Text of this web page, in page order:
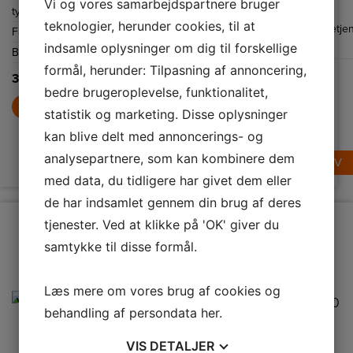
fleksibel og
effektiv
madlavning i
moderne
køkkener.
type
knapper
Farve
Sort
Bredde
590 mm
3.999,-
LÆG I KURV
perfekt under
skabe i mindre
køkkener eller i
køkkener, hvor
pladsen er
begrænset.
Betjeningspanel,
type
Knapper
Maksimalt
udsugningsluft
(m3/h)
210
1.099,-
LÆG I KURV
rustfri. Blæseren
er 60 cm bred og
har to
hastigheder og
energibesparende
x 2 W.
Energiklasse
Betjeningspanel,
type
Maksimalt
udsugningsluft
(m3/h)
1.299,-
LÆG I KURV
Vi og vores samarbejdspartnere bruger
teknologier, herunder cookies, til at
indsamle oplysninger om dig til forskellige
formål, herunder: Tilpasning af annoncering,
bedre brugeroplevelse, funktionalitet,
statistik og marketing. Disse oplysninger
kan blive delt med annoncerings- og
analysepartnere, som kan kombinere dem
med data, du tidligere har givet dem eller
de har indsamlet gennem din brug af deres
tjenester. Ved at klikke på 'OK' giver du
samtykke til disse formål.
Læs mere om vores brug af cookies og
behandling af persondata her.
VIS DETALJER